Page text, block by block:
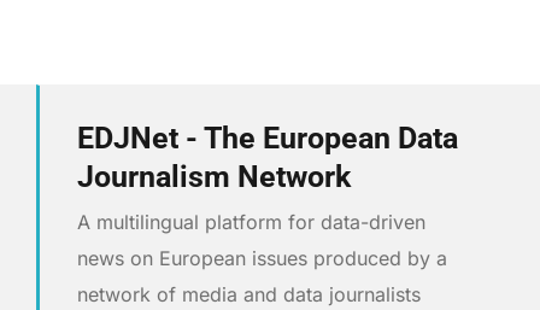
EDJNet - The European Data
Journalism Network
A multilingual platform for data-driven
news on European issues produced by a
network of media and data journalists